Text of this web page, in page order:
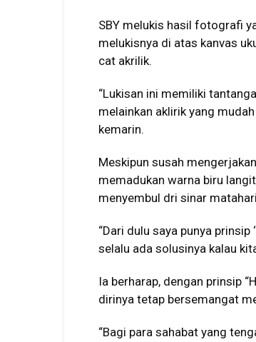
SBY melukis hasil fotografi
melukisnya di atas kanvas
cat akrilik.
“Lukisan ini memiliki
melainkan aklirik yang
kemarin.
Meskipun susah
memadukan warna biru
menyembul dri sinar
“Dari dulu saya punya prinsip
selalu ada solusinya kalau
Ia berharap, dengan prinsip
dirinya tetap bersemangat
“Bagi para sahabat yang